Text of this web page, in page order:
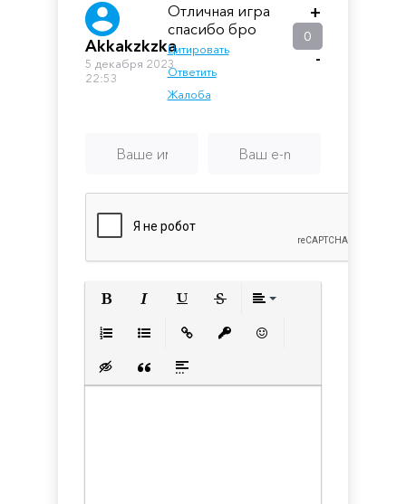
Akkakzkzka
5 декабря 2023
22:53
Отличная игра
спасибо бро
Цитировать
Ответить
Жалоба
+
0
-
Вставка скрытого текста
Вставка цитаты
Вставка спойлера